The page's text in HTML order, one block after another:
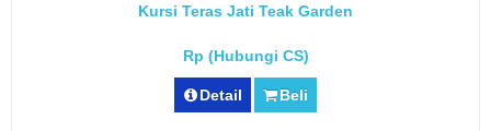
Kursi Teras Jati Teak Garden
Rp (Hubungi CS)
Detail Beli